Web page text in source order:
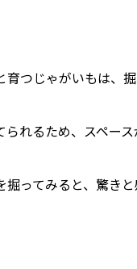
育つじゃがいもは、
られるため、スペー
掘ってみると、驚き